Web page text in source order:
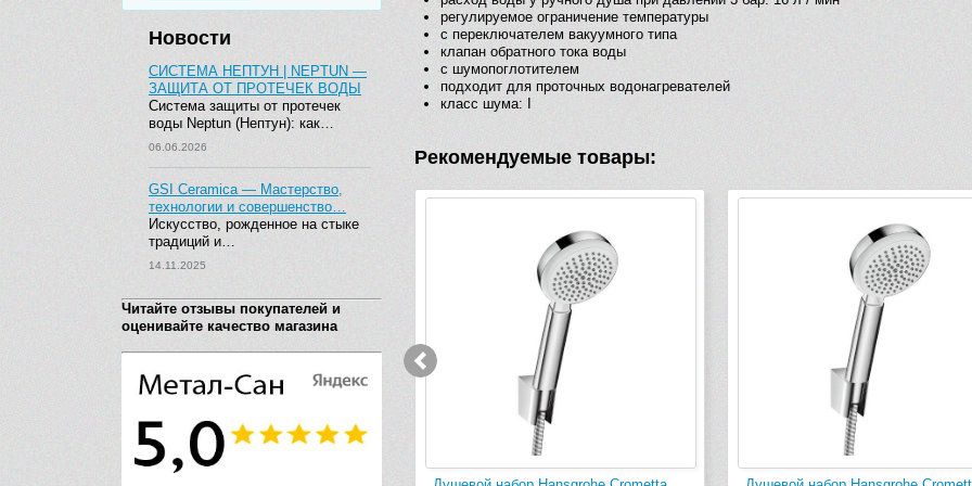
Новости
СИСТЕМА НЕПТУН | NEPTUN —
ЗАЩИТА ОТ ПРОТЕЧЕК ВОДЫ
Система защиты от протечек
воды Neptun (Нептун): как…
06.06.2026
GSI Ceramica — Мастерство,
технологии и совершенство…
Искусство, рожденное на стыке
традиций и…
14.11.2025
Читайте отзывы покупателей и
оценивайте качество магазина
регулируемое ограничение температуры
с переключателем вакуумного типа
клапан обратного тока воды
с шумопоглотителем
подходит для проточных водонагревателей
класс шума: I
Рекомендуемые товары: